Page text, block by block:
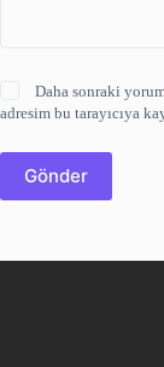
Daha sonraki
adresim bu tarayıcıya
Gönder